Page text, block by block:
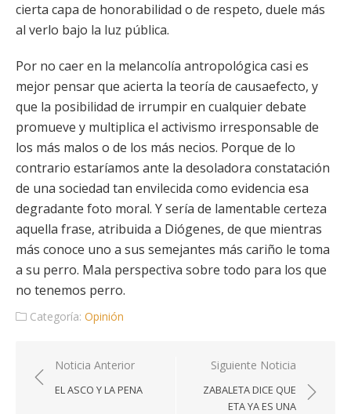
cierta capa de honorabilidad o de respeto, duele más
al verlo bajo la luz pública.
Por no caer en la melancolía antropológica casi es
mejor pensar que acierta la teoría de causaefecto, y
que la posibilidad de irrumpir en cualquier debate
promueve y multiplica el activismo irresponsable de
los más malos o de los más necios. Porque de lo
contrario estaríamos ante la desoladora constatación
de una sociedad tan envilecida como evidencia esa
degradante foto moral. Y sería de lamentable certeza
aquella frase, atribuida a Diógenes, de que mientras
más conoce uno a sus semejantes más cariño le toma
a su perro. Mala perspectiva sobre todo para los que
no tenemos perro.
Categoría: Opinión
Navegación
de
Noticia Anterior
EL ASCO Y LA PENA
Siguiente Noticia
ZABALETA DICE QUE
ETA YA ES UNA